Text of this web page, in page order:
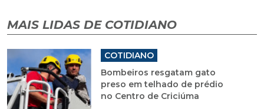
MAIS LIDAS DE COTIDIANO
COTIDIANO
Bombeiros resgatam gato
preso em telhado de prédio
no Centro de Criciúma